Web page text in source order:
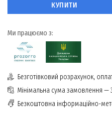
КУПИТИ
Ми працюємо з:
Безготівковий розрахунок,
Мінімальна сума замовлення —
Безкоштовна інформаційно-